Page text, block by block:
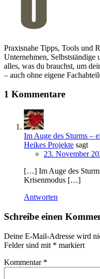
Praxisnahe Tipps, Tools und
Unternehmen,
alles, was du brauchst, um
– auch ohne eigene
1 Kommentare
Im Auge des Sturms –
Heikes Projekte sagt
23. November
[…] Im Auge des
Krisenmodus […]
Antworten
Schreibe einen
Deine E-Mail-Adresse wird
Felder sind mit * markiert
Kommentar *